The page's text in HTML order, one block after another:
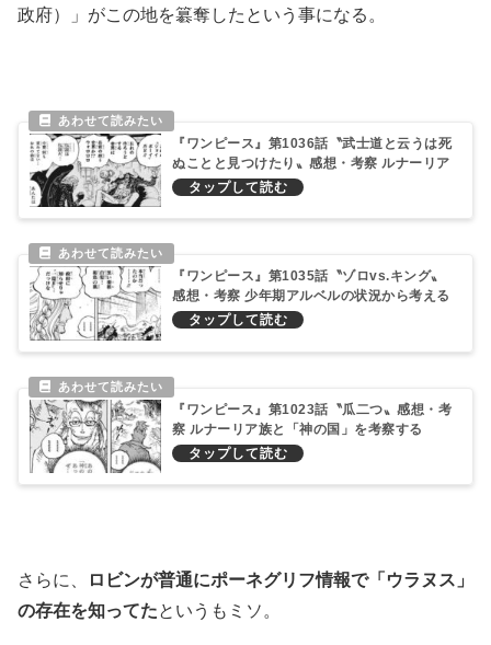
政府）」がこの地を簒奪したという事になる。
『ワンピース』第1036話〝武士道と云うは死
ぬことと見つけたり〟感想・考察 ルナーリア
族に伝わる伝説と意味深な仮面「CP-0」
『ワンピース』第1035話〝ゾロvs.キング〟
感想・考察 少年期アルベルの状況から考える
ルナーリア族
『ワンピース』第1023話〝瓜二つ〟感想・考
察 ルナーリア族と「神の国」を考察する
さらに、
ロビンが普通にポーネグリフ情報で「ウラヌス」
の存在を知ってたというもミソ。